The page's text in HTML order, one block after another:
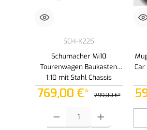
SCH-K225
Schumacher Mi10
Tourenwagen Baukasten
1:10 mit Stahl Chassis
769,00 €* 799,00 €*
Produkt Anzahl: Gib den
Car